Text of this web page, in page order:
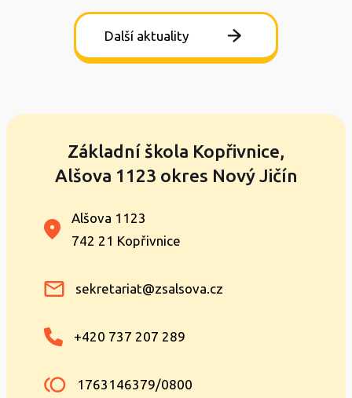
Další aktuality
Základní škola Kopřivnice,
Alšova 1123 okres Nový Jičín
Alšova 1123
742 21 Kopřivnice
sekretariat@zsalsova.cz
+420 737 207 289
1763146379/0800